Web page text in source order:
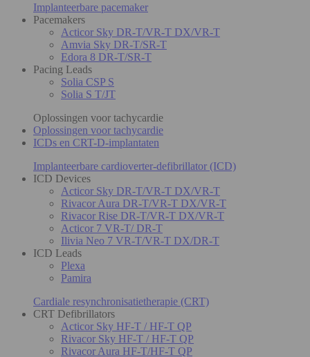
Implanteerbare pacemaker
Pacemakers
Acticor Sky DR-T/VR-T DX/VR-T
Amvia Sky DR-T/SR-T
Edora 8 DR-T/SR-T
Pacing Leads
Solia CSP S
Solia S T/JT
Oplossingen voor tachycardie
Oplossingen voor tachycardie
ICDs en CRT-D-implantaten
Implanteerbare cardioverter-defibrillator (ICD)
ICD Devices
Acticor Sky DR-T/VR-T DX/VR-T
Rivacor Aura DR-T/VR-T DX/VR-T
Rivacor Rise DR-T/VR-T DX/VR-T
Acticor 7 VR-T/ DR-T
Ilivia Neo 7 VR-T/VR-T DX/DR-T
ICD Leads
Plexa
Pamira
Cardiale resynchronisatietherapie (CRT)
CRT Defibrillators
Acticor Sky HF-T / HF-T QP
Rivacor Sky HF-T / HF-T QP
Rivacor Aura HF-T/HF-T QP